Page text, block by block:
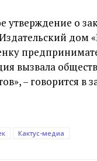
утверждение о
дом
вызвала
– говорится в
Кактус-медиа